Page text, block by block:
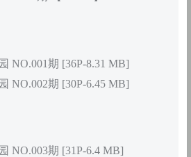
NO.001期 [36P-8.31 MB]
NO.002期 [30P-6.45 MB]
NO.003期 [31P-6.4 MB]